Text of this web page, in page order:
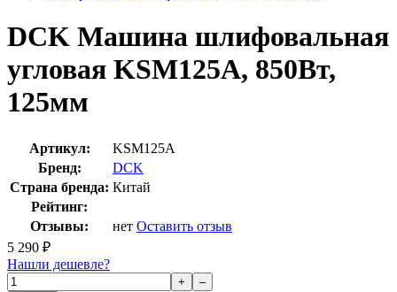
DCK Машина шлифовальная
угловая KSM125A, 850Вт,
125мм
Артикул:
KSM125A
Бренд:
DCK
Страна бренда: Китай
Рейтинг:
Отзывы:
нет Оставить отзыв
5 290 ₽
Нашли дешевле?
+
–